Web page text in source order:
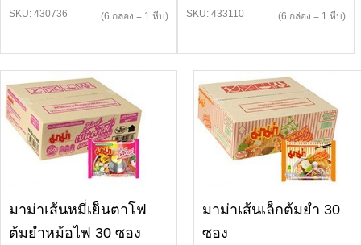
SKU: 430736 (6 กล่อง = 1 หีบ) SKU: 433110 (6 กล่อง = 1 หีบ)
มาม่าเส้นหมี่เย็นตาโฟ
ต้มยำหม้อไฟ 30 ซอง
มาม่าเส้นเล็กต้มยำ 30
ซอง